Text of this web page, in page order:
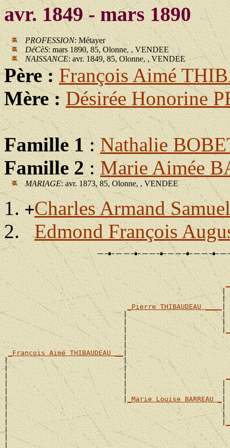
avr. 1849 - mars 1890
PROFESSION: Métayer
DéCèS: mars 1890, 85, Olonne, , VENDEE
NAISSANCE: avr. 1849, 85, Olonne, , VENDEE
Père :François Aimé
Mère :Désirée Honorine
Famille 1:Nathalie
Famille 2:Marie Aimée
MARIAGE: avr. 1873, 85, Olonne, , VENDEE
+Charles Armand
Edmond François
|
_Pierre THIBAUDEAU ____
|
|
                             |                       |
|
|
_François Aimé THIBAUDEAU __
|
|
|                            |
|                            |
|                            |                       |
|                            |
_Marie Louise BARREAU _
|
|
|                                                    |
|
|